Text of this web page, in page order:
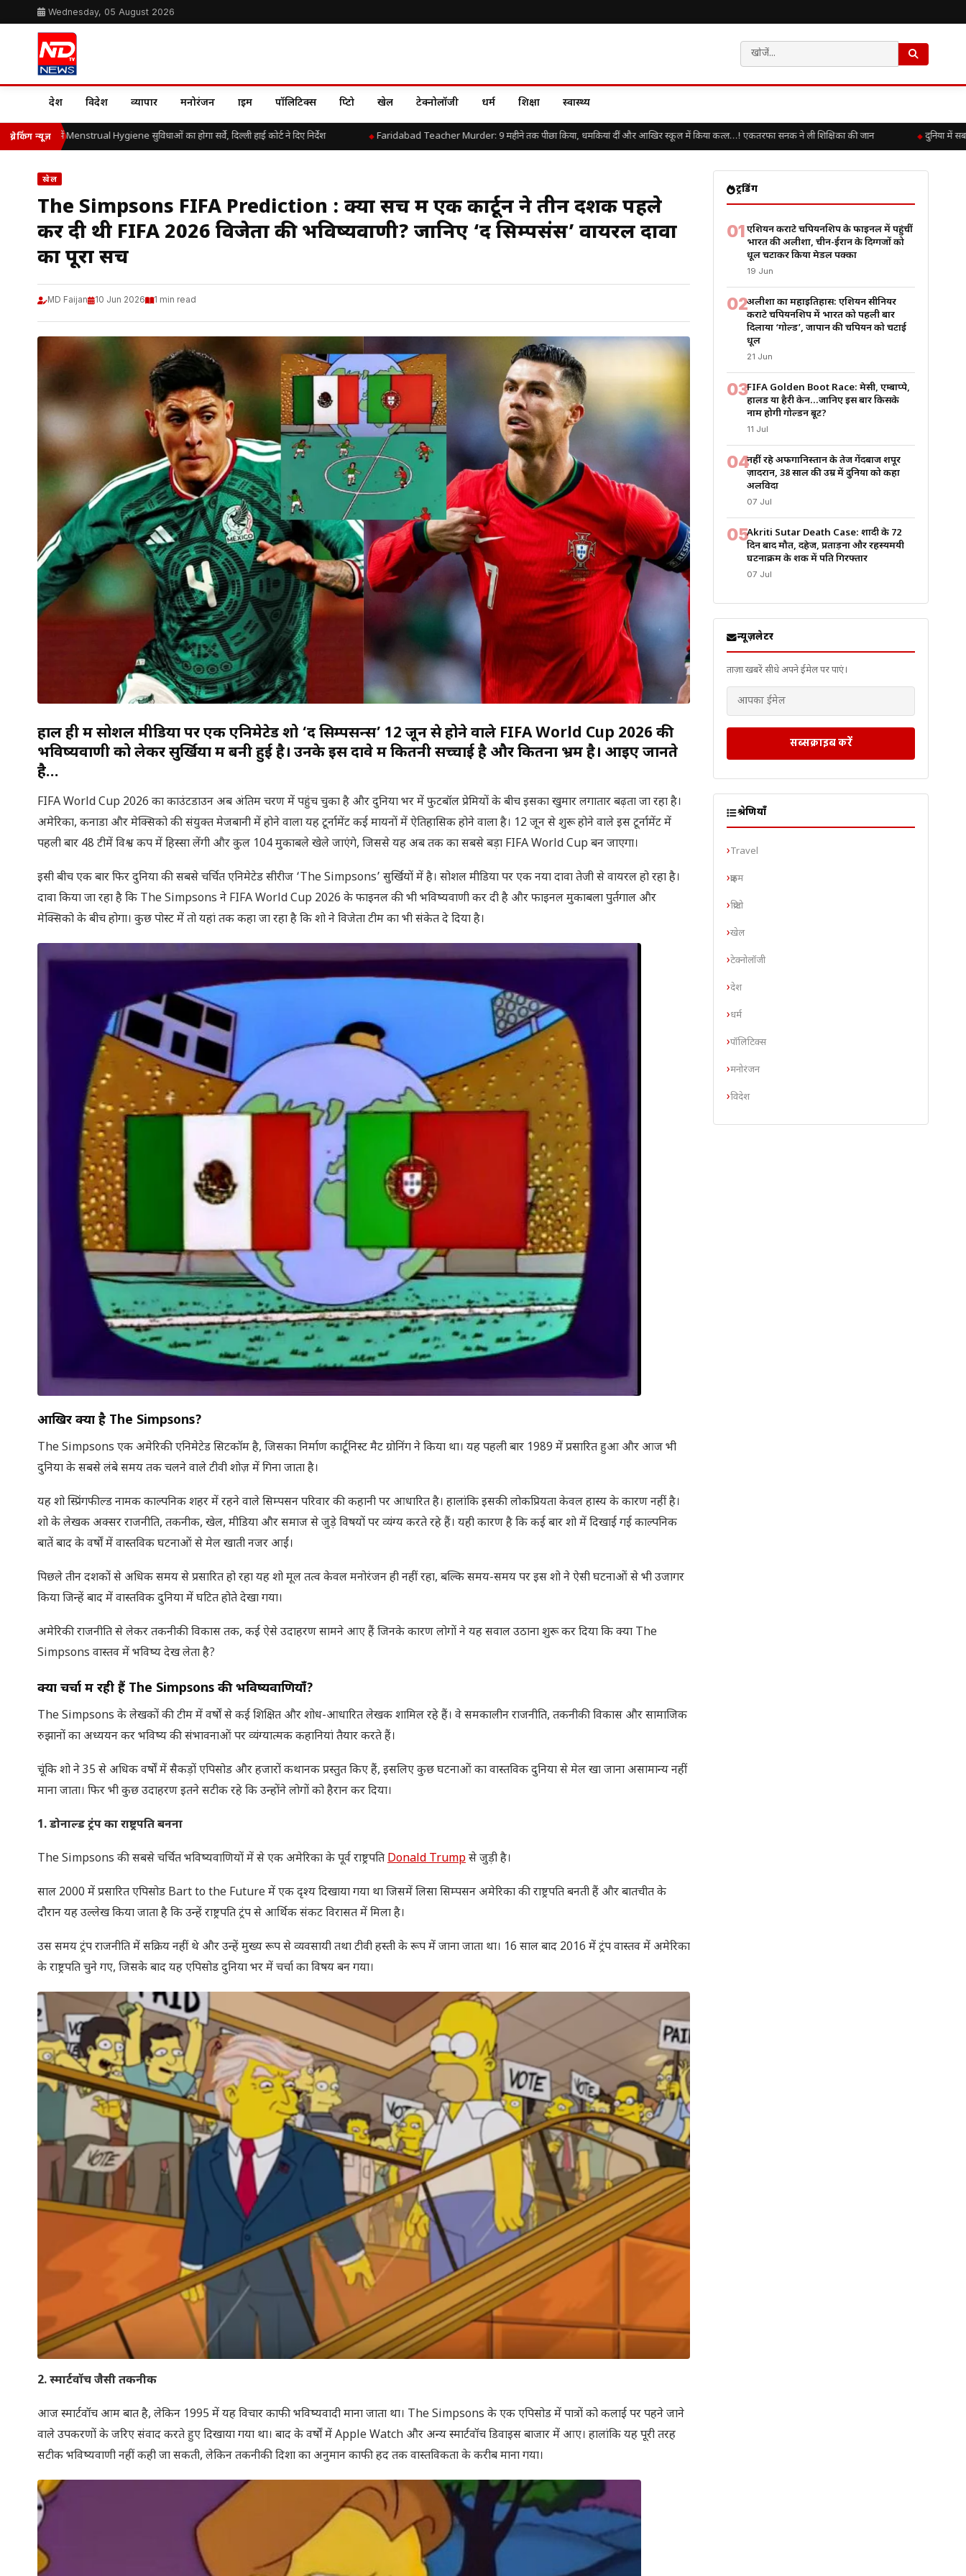
Wednesday, 05 August 2026
देश विदेश व्यापार मनोरंजन क्राइम पॉलिटिक्स क्रिप्टो खेल टेक्नोलॉजी धर्म शिक्षा स्वास्थ्य
ब्रेकिंग न्यूज़
स्टेशनों में Menstrual Hygiene सुविधाओं का होगा सर्वे, दिल्ली हाई कोर्ट ने दिए निर्देश Faridabad Teacher Murder: 9 महीने तक पीछा किया, धमकियां दीं और आखिर स्कूल में किया कत्ल…! एकतरफा सनक ने ली शिक्षिका की जान दुनिया में सबसे
खेल
The Simpsons FIFA Prediction : क्या सच में एक कार्टून ने तीन दशक पहले
कर दी थी FIFA 2026 विजेता की भविष्यवाणी? जानिए ‘द सिम्पसंस’ वायरल दावों
का पूरा सच
MD Faijan 10 Jun 2026 1 min read
हाल ही में सोशल मीडिया पर एक एनिमेटेड शो ‘द सिम्पसन्स’ 12 जून से होने वाले FIFA World Cup 2026 की
भविष्यवाणी को लेकर सुर्खियों में बनी हुई है। उनके इस दावे में कितनी सच्चाई है और कितना भ्रम है। आइए जानते
है…
FIFA World Cup 2026 का काउंटडाउन अब अंतिम चरण में पहुंच चुका है और दुनिया भर में फुटबॉल प्रेमियों के बीच इसका खुमार लगातार बढ़ता जा रहा है।
अमेरिका, कनाडा और मेक्सिको की संयुक्त मेजबानी में होने वाला यह टूर्नामेंट कई मायनों में ऐतिहासिक होने वाला है। 12 जून से शुरू होने वाले इस टूर्नामेंट में
पहली बार 48 टीमें विश्व कप में हिस्सा लेंगी और कुल 104 मुकाबले खेले जाएंगे, जिससे यह अब तक का सबसे बड़ा FIFA World Cup बन जाएगा।
इसी बीच एक बार फिर दुनिया की सबसे चर्चित एनिमेटेड सीरीज ‘The Simpsons’ सुर्खियों में है। सोशल मीडिया पर एक नया दावा तेजी से वायरल हो रहा है।
दावा किया जा रहा है कि The Simpsons ने FIFA World Cup 2026 के फाइनल की भी भविष्यवाणी कर दी है और फाइनल मुकाबला पुर्तगाल और
मेक्सिको के बीच होगा। कुछ पोस्ट में तो यहां तक कहा जा रहा है कि शो ने विजेता टीम का भी संकेत दे दिया है।
आखिर क्या है The Simpsons?
The Simpsons एक अमेरिकी एनिमेटेड सिटकॉम है, जिसका निर्माण कार्टूनिस्ट मैट ग्रोनिंग ने किया था। यह पहली बार 1989 में प्रसारित हुआ और आज भी
दुनिया के सबसे लंबे समय तक चलने वाले टीवी शोज़ में गिना जाता है।
यह शो स्प्रिंगफील्ड नामक काल्पनिक शहर में रहने वाले सिम्पसन परिवार की कहानी पर आधारित है। हालांकि इसकी लोकप्रियता केवल हास्य के कारण नहीं है।
शो के लेखक अक्सर राजनीति, तकनीक, खेल, मीडिया और समाज से जुड़े विषयों पर व्यंग्य करते रहे हैं। यही कारण है कि कई बार शो में दिखाई गई काल्पनिक
बातें बाद के वर्षों में वास्तविक घटनाओं से मेल खाती नजर आईं।
पिछले तीन दशकों से अधिक समय से प्रसारित हो रहा यह शो मूल तत्व केवल मनोरंजन ही नहीं रहा, बल्कि समय-समय पर इस शो ने ऐसी घटनाओं से भी उजागर
किया जिन्हें बाद में वास्तविक दुनिया में घटित होते देखा गया।
अमेरिकी राजनीति से लेकर तकनीकी विकास तक, कई ऐसे उदाहरण सामने आए हैं जिनके कारण लोगों ने यह सवाल उठाना शुरू कर दिया कि क्या The
Simpsons वास्तव में भविष्य देख लेता है?
क्यों चर्चा में रही हैं The Simpsons की भविष्यवाणियाँ?
The Simpsons के लेखकों की टीम में वर्षों से कई शिक्षित और शोध-आधारित लेखक शामिल रहे हैं। वे समकालीन राजनीति, तकनीकी विकास और सामाजिक
रुझानों का अध्ययन कर भविष्य की संभावनाओं पर व्यंग्यात्मक कहानियां तैयार करते हैं।
चूंकि शो ने 35 से अधिक वर्षों में सैकड़ों एपिसोड और हजारों कथानक प्रस्तुत किए हैं, इसलिए कुछ घटनाओं का वास्तविक दुनिया से मेल खा जाना असामान्य नहीं
माना जाता। फिर भी कुछ उदाहरण इतने सटीक रहे कि उन्होंने लोगों को हैरान कर दिया।
1.डोनाल्ड ट्रंप का राष्ट्रपति बनना
The Simpsons की सबसे चर्चित भविष्यवाणियों में से एक अमेरिका के पूर्व राष्ट्रपतिDonald Trumpसे जुड़ी है।
साल 2000 में प्रसारित एपिसोड Bart to the Future में एक दृश्य दिखाया गया था जिसमें लिसा सिम्पसन अमेरिका की राष्ट्रपति बनती हैं और बातचीत के
दौरान यह उल्लेख किया जाता है कि उन्हें राष्ट्रपति ट्रंप से आर्थिक संकट विरासत में मिला है।
उस समय ट्रंप राजनीति में सक्रिय नहीं थे और उन्हें मुख्य रूप से व्यवसायी तथा टीवी हस्ती के रूप में जाना जाता था। 16 साल बाद 2016 में ट्रंप वास्तव में अमेरिका
के राष्ट्रपति चुने गए, जिसके बाद यह एपिसोड दुनिया भर में चर्चा का विषय बन गया।
2.स्मार्टवॉच जैसी तकनीक
आज स्मार्टवॉच आम बात है, लेकिन 1995 में यह विचार काफी भविष्यवादी माना जाता था। The Simpsons के एक एपिसोड में पात्रों को कलाई पर पहने जाने
वाले उपकरणों के जरिए संवाद करते हुए दिखाया गया था। बाद के वर्षों में Apple Watch और अन्य स्मार्टवॉच डिवाइस बाजार में आए। हालांकि यह पूरी तरह
सटीक भविष्यवाणी नहीं कही जा सकती, लेकिन तकनीकी दिशा का अनुमान काफी हद तक वास्तविकता के करीब माना गया।
ट्रेंडिंग
01एशियन कराटे चैंपियनशिप के फाइनल में पहुंचीं
भारत की अलीशा, चीन-ईरान के दिग्गजों को
धूल चटाकर किया मेडल पक्का
19 Jun
02अलीशा का महाइतिहास: एशियन सीनियर
कराटे चैंपियनशिप में भारत को पहली बार
दिलाया ‘गोल्ड’, जापान की चैंपियन को चटाई
धूल
21 Jun
03FIFA Golden Boot Race: मेसी, एम्बाप्पे,
हालैंड या हैरी केन…जानिए इस बार किसके
नाम होगी गोल्डन बूट?
11 Jul
04नहीं रहे अफगानिस्तान के तेज गेंदबाज शपूर
ज़ादरान, 38 साल की उम्र में दुनिया को कहा
अलविदा
07 Jul
05Akriti Sutar Death Case: शादी के 72
दिन बाद मौत, दहेज, प्रताड़ना और रहस्यमयी
घटनाक्रम के शक में पति गिरफ्तार
07 Jul
न्यूज़लेटर
ताज़ा खबरें सीधे अपने ईमेल पर पाएं।
सब्सक्राइब करें
श्रेणियाँ
Travel
क्राइम
क्रिप्टो
खेल
टेक्नोलॉजी
देश
धर्म
पॉलिटिक्स
मनोरंजन
विदेश